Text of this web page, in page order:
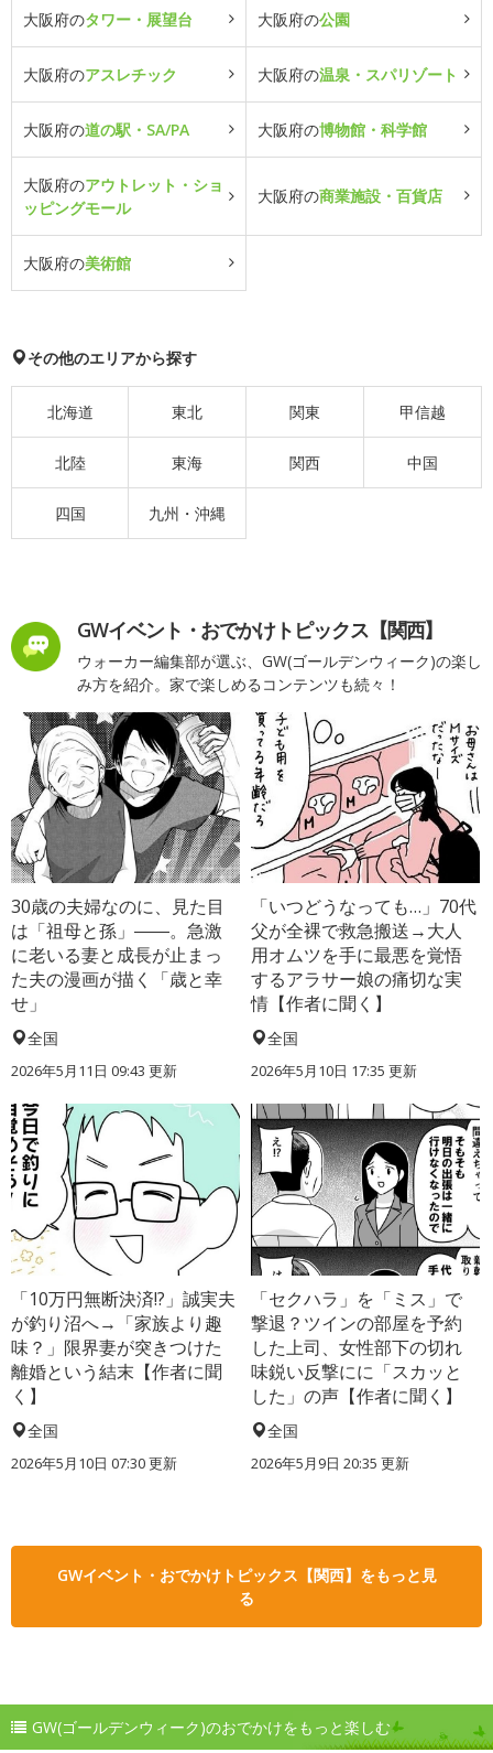
大阪府のタワー・展望台 大阪府の公園
大阪府のアスレチック 大阪府の温泉・スパリゾート
大阪府の道の駅・SA/PA 大阪府の博物館・科学館
大阪府のアウトレット・ショ
ッピングモール
大阪府の商業施設・百貨店
大阪府の美術館
その他のエリアから探す
北海道 東北 関東 甲信越
北陸 東海 関西 中国
四国 九州・沖縄
GWイベント・おでかけトピックス【関西】
ウォーカー編集部が選ぶ、GW(ゴールデンウィーク)の楽し
み方を紹介。家で楽しめるコンテンツも続々！
30歳の夫婦なのに、見た目
は「祖母と孫」――。急激
に老いる妻と成長が止まっ
た夫の漫画が描く「歳と幸
せ」
全国
2026年5月11日 09:43 更新
「いつどうなっても…」70代
父が全裸で救急搬送→大人
用オムツを手に最悪を覚悟
するアラサー娘の痛切な実
情【作者に聞く】
全国
2026年5月10日 17:35 更新
「10万円無断決済!?」誠実夫
が釣り沼へ→「家族より趣
味？」限界妻が突きつけた
離婚という結末【作者に聞
く】
全国
2026年5月10日 07:30 更新
「セクハラ」を「ミス」で
撃退？ツインの部屋を予約
した上司、女性部下の切れ
味鋭い反撃にに「スカッと
した」の声【作者に聞く】
全国
2026年5月9日 20:35 更新
GWイベント・おでかけトピックス【関西】をもっと見
る
GW(ゴールデンウィーク)のおでかけをもっと楽しむ